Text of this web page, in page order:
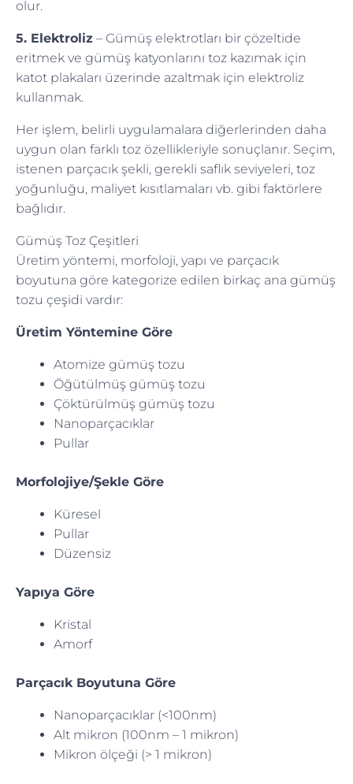
olur.
5. Elektroliz – Gümüş elektrotları bir çözeltide
eritmek ve gümüş katyonlarını toz kazımak için
katot plakaları üzerinde azaltmak için elektroliz
kullanmak.
Her işlem, belirli uygulamalara diğerlerinden daha
uygun olan farklı toz özellikleriyle sonuçlanır. Seçim,
istenen parçacık şekli, gerekli saflık seviyeleri, toz
yoğunluğu, maliyet kısıtlamaları vb. gibi faktörlere
bağlıdır.
Gümüş Toz Çeşitleri
Üretim yöntemi, morfoloji, yapı ve parçacık
boyutuna göre kategorize edilen birkaç ana gümüş
tozu çeşidi vardır:
Üretim Yöntemine Göre
Atomize gümüş tozu
Öğütülmüş gümüş tozu
Çöktürülmüş gümüş tozu
Nanoparçacıklar
Pullar
Morfolojiye/Şekle Göre
Küresel
Pullar
Düzensiz
Yapıya Göre
Kristal
Amorf
Parçacık Boyutuna Göre
Nanoparçacıklar (<100nm)
Alt mikron (100nm – 1 mikron)
Mikron ölçeği (> 1 mikron)